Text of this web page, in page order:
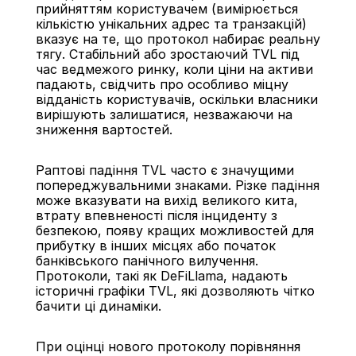
прийняттям користувачем (вимірюється
кількістю унікальних адрес та транзакцій)
вказує на те, що протокол набирає реальну
тягу. Стабільний або зростаючий TVL під
час ведмежого ринку, коли ціни на активи
падають, свідчить про особливо міцну
відданість користувачів, оскільки власники
вирішують залишатися, незважаючи на
зниження вартостей.
Раптові падіння TVL часто є значущими
попереджувальними знаками. Різке падіння
може вказувати на вихід великого кита,
втрату впевненості після інциденту з
безпекою, появу кращих можливостей для
прибутку в інших місцях або початок
банківського панічного вилучення.
Протоколи, такі як DeFiLlama, надають
історичні графіки TVL, які дозволяють чітко
бачити ці динаміки.
При оцінці нового протоколу порівняння